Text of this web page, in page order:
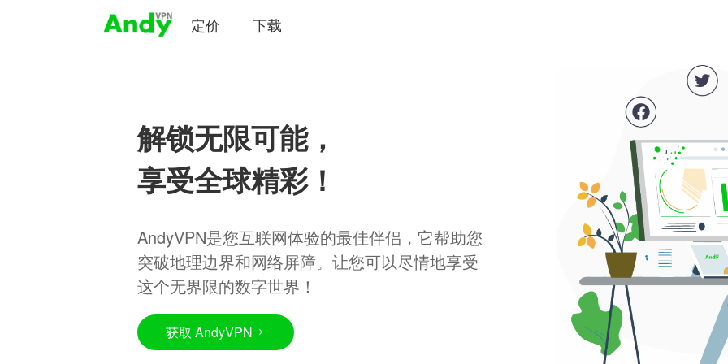
定价 下载
解锁无限可能，
享受全球精彩！
AndyVPN是您互联网体验的最佳伴侣，它帮助您
突破地理边界和网络屏障。让您可以尽情地享受
这个无界限的数字世界！
获取 AndyVPN